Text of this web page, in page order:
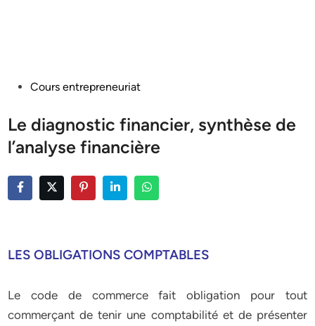
PostedCours entrepreneuriat
Le diagnostic financier, synthèse de
l’analyse financière
LES OBLIGATIONS COMPTABLES
Le code de commerce fait obligation pour tout
commerçant de tenir une comptabilité et de présenter